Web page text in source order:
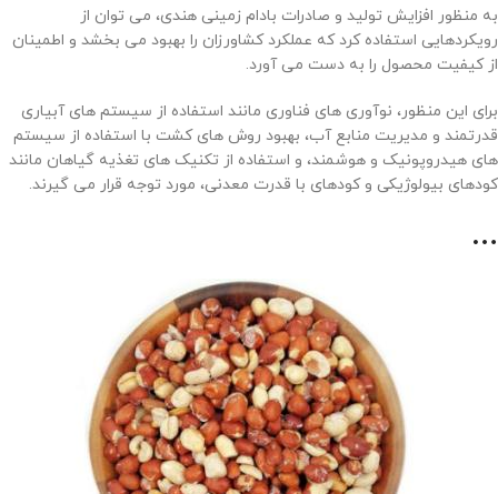
به منظور افزایش تولید و صادرات بادام زمینی هندی، می توان از
رویکردهایی استفاده کرد که عملکرد کشاورزان را بهبود می بخشد و اطمینان
از کیفیت محصول را به دست می آورد.
برای این منظور، نوآوری های فناوری مانند استفاده از سیستم های آبیاری
قدرتمند و مدیریت منابع آب، بهبود روش های کشت با استفاده از سیستم
های هیدروپونیک و هوشمند، و استفاده از تکنیک های تغذیه گیاهان مانند
کودهای بیولوژیکی و کودهای با قدرت معدنی، مورد توجه قرار می گیرند.
…